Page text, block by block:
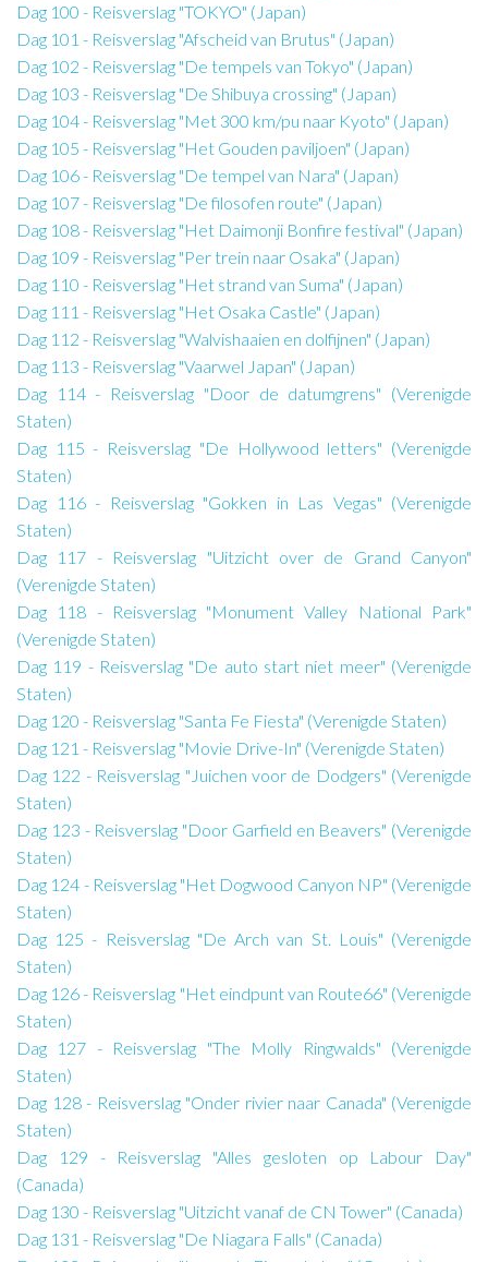
Dag 100 - Reisverslag "TOKYO" (Japan)
Dag 101 - Reisverslag "Afscheid van Brutus" (Japan)
Dag 102 - Reisverslag "De tempels van Tokyo" (Japan)
Dag 103 - Reisverslag "De Shibuya crossing" (Japan)
Dag 104 - Reisverslag "Met 300 km/pu naar Kyoto" (Japan)
Dag 105 - Reisverslag "Het Gouden paviljoen" (Japan)
Dag 106 - Reisverslag "De tempel van Nara" (Japan)
Dag 107 - Reisverslag "De filosofen route" (Japan)
Dag 108 - Reisverslag "Het Daimonji Bonfire festival" (Japan)
Dag 109 - Reisverslag "Per trein naar Osaka" (Japan)
Dag 110 - Reisverslag "Het strand van Suma" (Japan)
Dag 111 - Reisverslag "Het Osaka Castle" (Japan)
Dag 112 - Reisverslag "Walvishaaien en dolfijnen" (Japan)
Dag 113 - Reisverslag "Vaarwel Japan" (Japan)
Dag 114 - Reisverslag "Door de datumgrens" (Verenigde
Staten)
Dag 115 - Reisverslag "De Hollywood letters" (Verenigde
Staten)
Dag 116 - Reisverslag "Gokken in Las Vegas" (Verenigde
Staten)
Dag 117 - Reisverslag "Uitzicht over de Grand Canyon"
(Verenigde Staten)
Dag 118 - Reisverslag "Monument Valley National Park"
(Verenigde Staten)
Dag 119 - Reisverslag "De auto start niet meer" (Verenigde
Staten)
Dag 120 - Reisverslag "Santa Fe Fiesta" (Verenigde Staten)
Dag 121 - Reisverslag "Movie Drive-In" (Verenigde Staten)
Dag 122 - Reisverslag "Juichen voor de Dodgers" (Verenigde
Staten)
Dag 123 - Reisverslag "Door Garfield en Beavers" (Verenigde
Staten)
Dag 124 - Reisverslag "Het Dogwood Canyon NP" (Verenigde
Staten)
Dag 125 - Reisverslag "De Arch van St. Louis" (Verenigde
Staten)
Dag 126 - Reisverslag "Het eindpunt van Route66" (Verenigde
Staten)
Dag 127 - Reisverslag "The Molly Ringwalds" (Verenigde
Staten)
Dag 128 - Reisverslag "Onder rivier naar Canada" (Verenigde
Staten)
Dag 129 - Reisverslag "Alles gesloten op Labour Day"
(Canada)
Dag 130 - Reisverslag "Uitzicht vanaf de CN Tower" (Canada)
Dag 131 - Reisverslag "De Niagara Falls" (Canada)